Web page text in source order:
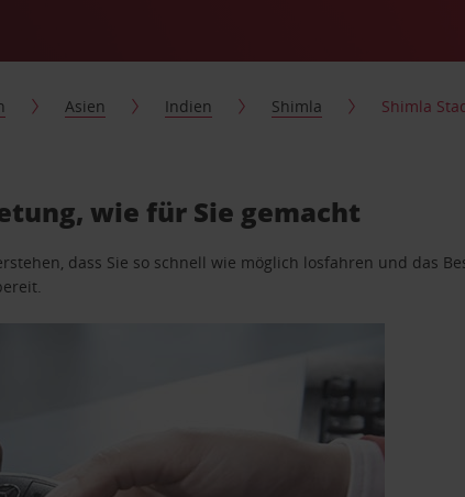
Asien Indien Shimla Shimla
wie für Sie gemacht
dass Sie so schnell wie möglich losfahren und das